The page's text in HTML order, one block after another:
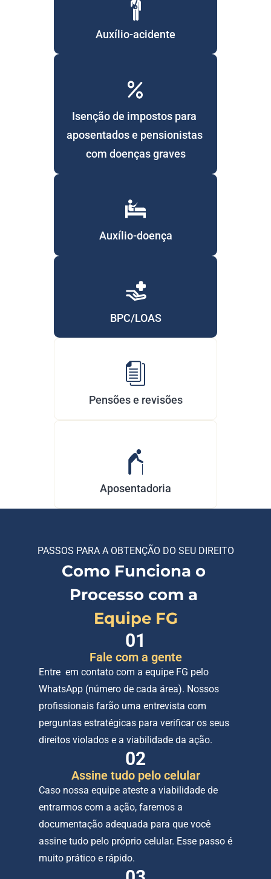
Auxílio-acidente
Isenção de impostos para
aposentados e pensionistas
com doenças graves
Auxílio-doença
BPC/LOAS
Pensões e revisões
Aposentadoria
PASSOS PARA A OBTENÇÃO DO SEU DIREITO
Como Funciona o
Processo com a
Equipe FG
01
Fale com a gente
Entre  em contato com a equipe FG pelo
WhatsApp (número de cada área). Nossos
profissionais farão uma entrevista com
perguntas estratégicas para verificar os seus
direitos violados e a viabilidade da ação.
02
Assine tudo pelo celular
Caso nossa equipe ateste a viabilidade de
entrarmos com a ação, faremos a
documentação adequada para que você
assine tudo pelo próprio celular. Esse passo é
muito prático e rápido.